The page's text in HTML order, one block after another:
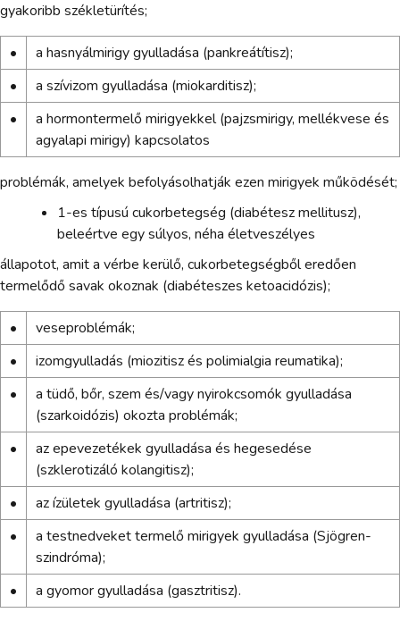
gyakoribb székletürítés;
•
a hasnyálmirigy gyulladása (pankreátítisz);
•
a szívizom gyulladása (miokarditisz);
•
a hormontermelő mirigyekkel (pajzsmirigy, mellékvese és
agyalapi mirigy) kapcsolatos
problémák, amelyek befolyásolhatják ezen mirigyek működését;
1-es típusú cukorbetegség (diabétesz mellitusz),
beleértve egy súlyos, néha életveszélyes
állapotot, amit a vérbe kerülő, cukorbetegségből eredően
termelődő savak okoznak (diabéteszes ketoacidózis);
•
veseproblémák;
•
izomgyulladás (miozitisz és polimialgia reumatika);
•
a tüdő, bőr, szem és/vagy nyirokcsomók gyulladása
(szarkoidózis) okozta problémák;
•
az epevezetékek gyulladása és hegesedése
(szklerotizáló kolangitisz);
•
az ízületek gyulladása (artritisz);
•
a testnedveket termelő mirigyek gyulladása (Sjögren-
szindróma);
•
a gyomor gyulladása (gasztritisz).